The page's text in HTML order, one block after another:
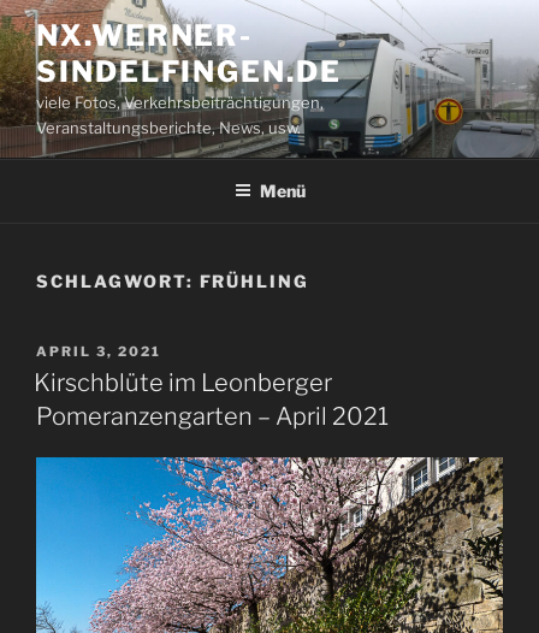
Zum
Inhalt
springen
NX.WERNER-
SINDELFINGEN.DE
viele Fotos, Verkehrsbeiträchtigungen,
Veranstaltungsberichte, News, usw.
Menü
SCHLAGWORT: FRÜHLING
VERÖFFENTLICHT
AM
APRIL 3, 2021
Kirschblüte im Leonberger
Pomeranzengarten – April 2021